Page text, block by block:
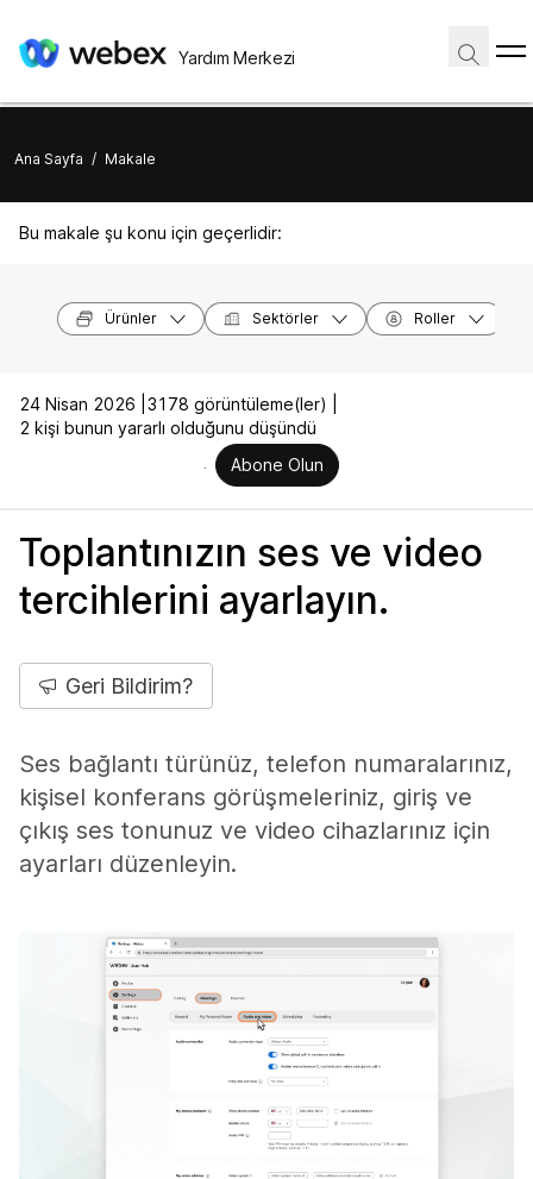
Yardım Merkezi
Ana Sayfa / Makale
Bu makale şu konu için geçerlidir:
Ürünler Sektörler Roller
24 Nisan 2026 | 3178 görüntüleme(ler) |
2 kişi bunun yararlı olduğunu düşündü
Abone Olun
Toplantınızın ses ve video
tercihlerini ayarlayın.
Geri Bildirim?
Ses bağlantı türünüz, telefon numaralarınız,
kişisel konferans görüşmeleriniz, giriş ve
çıkış ses tonunuz ve video cihazlarınız için
ayarları düzenleyin.